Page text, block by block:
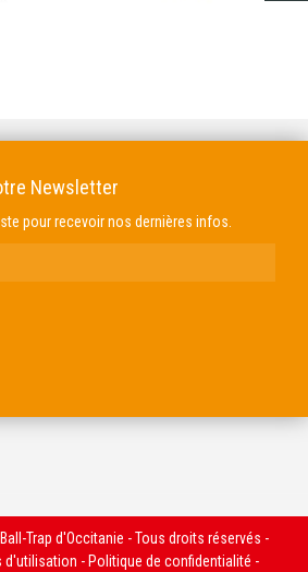
Newsletter
pour recevoir nos dernières infos.
Trap d'Occitanie - Tous droits réservés -
d'utilisation - Politique de confidentialité -